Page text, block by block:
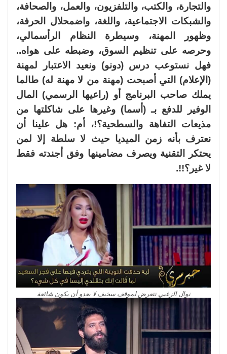
والتجارة، والكتب، والتلفزيون، والعمل، والصحافة،
والشبكات الاجتماعية، واللغة، واضمحلال الحرفة،
وظهور المهنة، وسيطرة النظام الرأسمالي،
وحرصه على تنظيم السوق، وضبطه على هواه..
فهل نستوعب درس (دونو) ونعيد الاعتبار لمهنة
(الإعلام) التي أصبحت (مهنة من لا مهنة له) طالما
يملك صاحب البرنامج أو (راعيها الرسمي) المال
الوفير للدفع بـ (أسما) وغيرها على شاكلتها من
مذيعات التفاهة والسطحية؟!، أم: هل علينا أن
نعترف بأنه زمن الميديا حيث لا سلطة إلا لمن
يحتكر التقنية ويصرف مضامينها وفق أجندته فقط
لا غير؟!!.
نوال الزغبي تتعرض لموقف سخيف لا يعدو أن يكون شائعة